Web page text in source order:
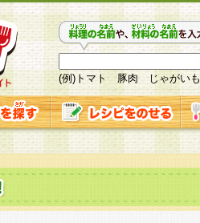
(例)トマト 豚肉 じゃがいも